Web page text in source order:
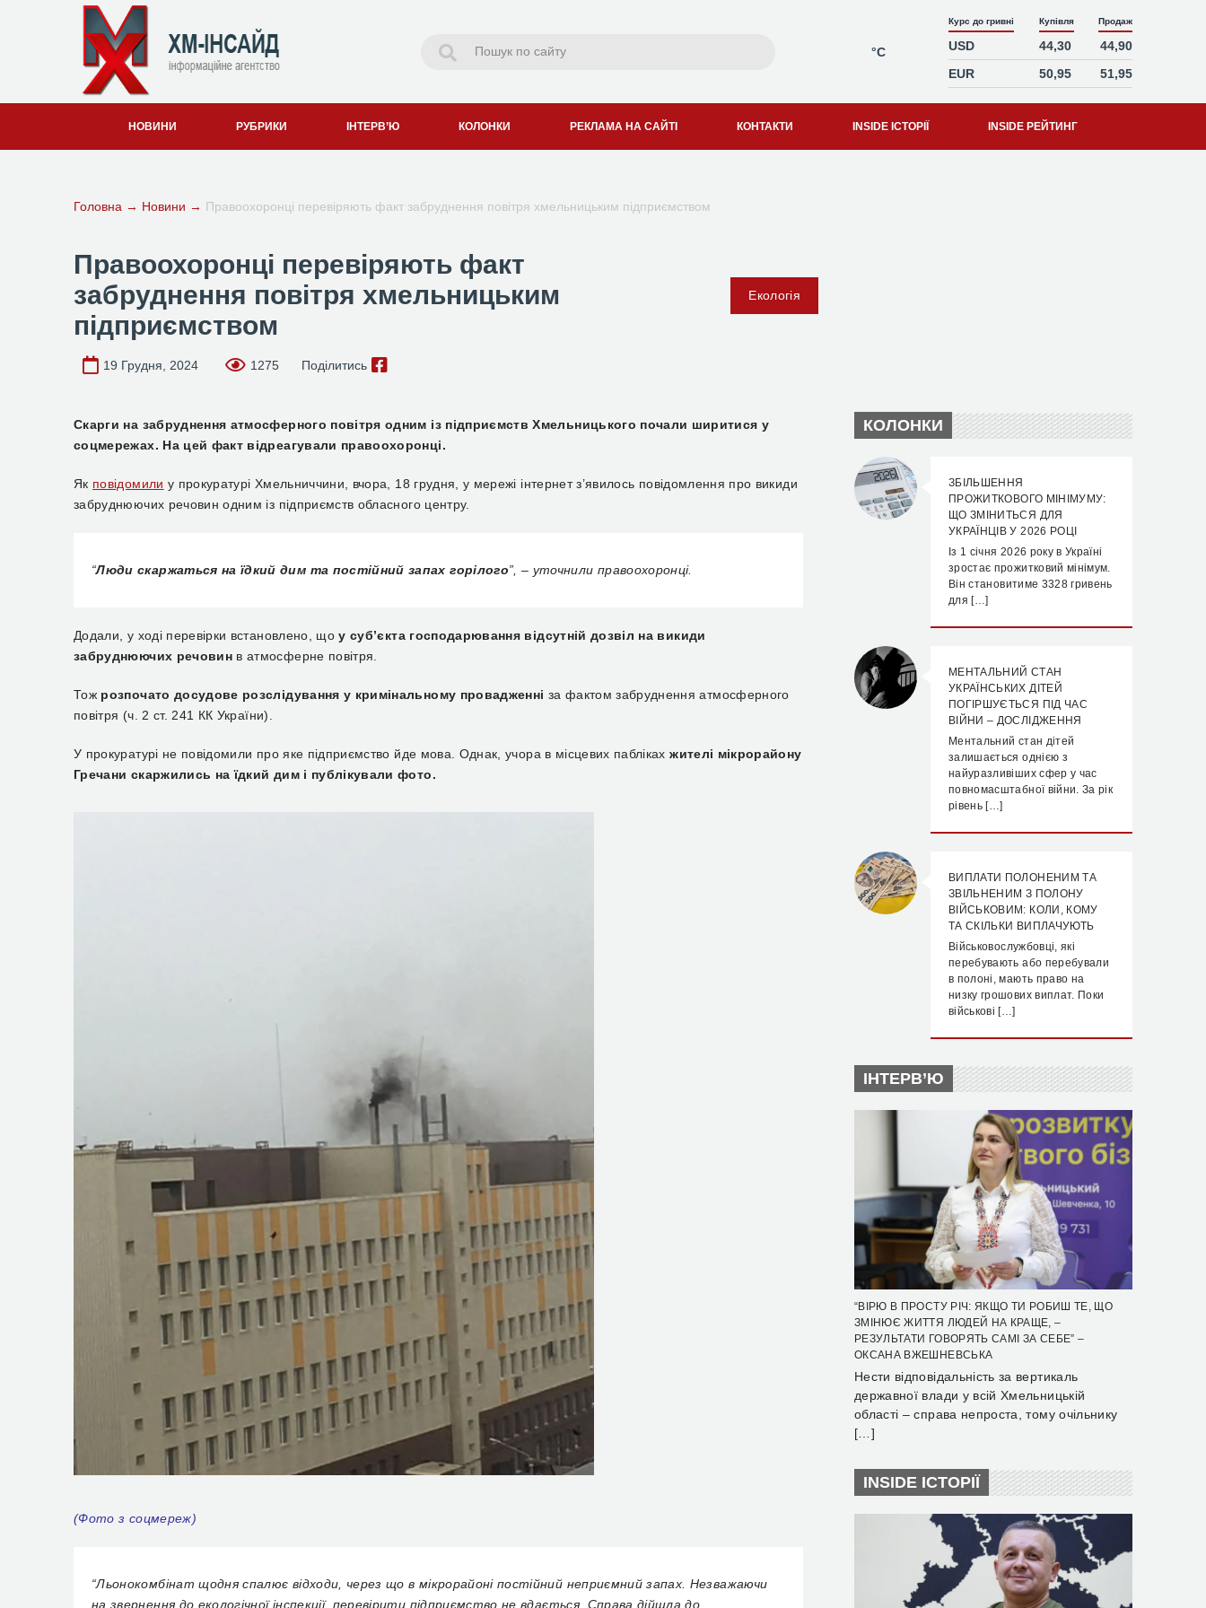
°C
Курс до гривні Купівля Продаж
USD 44,30
44,90
EUR
50,95 51,95
НОВИНИ РУБРИКИ ІНТЕРВ’Ю КОЛОНКИ РЕКЛАМА НА САЙТІ КОНТАКТИ INSIDE ІСТОРІЇ INSIDE РЕЙТИНГ
Головна → Новини → Правоохоронці перевіряють факт забруднення повітря хмельницьким підприємством
Правоохоронці перевіряють факт
забруднення повітря хмельницьким
підприємством
Екологія
19 Грудня, 2024 1275 Поділитись
Скарги на забруднення атмосферного повітря одним із підприємств Хмельницького почали ширитися у
соцмережах. На цей факт відреагували правоохоронці.
Як повідомили у прокуратурі Хмельниччини, вчора, 18 грудня, у мережі інтернет з’явилось повідомлення про викиди
забруднюючих речовин одним із підприємств обласного центру.
“Люди скаржаться на їдкий дим та постійний запах горілого”, – уточнили правоохоронці.
Додали, у ході перевірки встановлено, щоу суб’єкта господарювання відсутній дозвіл на викиди
забруднюючих речовин в атмосферне повітря.
Тож розпочато досудове розслідування у кримінальному провадженні за фактом забруднення атмосферного
повітря (ч. 2 ст. 241 КК України).
У прокуратурі не повідомили про яке підприємство йде мова. Однак, учора в місцевих паблікахжителі мікрорайону
Гречани скаржились на їдкий дим і публікували фото.
(Фото з соцмереж)
“Льонокомбінат щодня спалює відходи, через що в мікрорайоні постійний неприємний запах. Незважаючи
на звернення до екологічної інспекції, перевірити підприємство не вдається. Справа дійшла до
КОЛОНКИ
ЗБІЛЬШЕННЯ
ПРОЖИТКОВОГО МІНІМУМУ:
ЩО ЗМІНИТЬСЯ ДЛЯ
УКРАЇНЦІВ У 2026 РОЦІ
Із 1 січня 2026 року в Україні
зростає прожитковий мінімум.
Він становитиме 3328 гривень
для […]
МЕНТАЛЬНИЙ СТАН
УКРАЇНСЬКИХ ДІТЕЙ
ПОГІРШУЄТЬСЯ ПІД ЧАС
ВІЙНИ – ДОСЛІДЖЕННЯ
Ментальний стан дітей
залишається однією з
найуразливіших сфер у час
повномасштабної війни. За рік
рівень […]
ВИПЛАТИ ПОЛОНЕНИМ ТА
ЗВІЛЬНЕНИМ З ПОЛОНУ
ВІЙСЬКОВИМ: КОЛИ, КОМУ
ТА СКІЛЬКИ ВИПЛАЧУЮТЬ
Військовослужбовці, які
перебувають або перебували
в полоні, мають право на
низку грошових виплат. Поки
військові […]
ІНТЕРВ’Ю
“ВІРЮ В ПРОСТУ РІЧ: ЯКЩО ТИ РОБИШ ТЕ, ЩО
ЗМІНЮЄ ЖИТТЯ ЛЮДЕЙ НА КРАЩЕ, –
РЕЗУЛЬТАТИ ГОВОРЯТЬ САМІ ЗА СЕБЕ” –
ОКСАНА ВЖЕШНЕВСЬКА
Нести відповідальність за вертикаль
державної влади у всій Хмельницькій
області – справа непроста, тому очільнику
[…]
INSIDE ІСТОРІЇ